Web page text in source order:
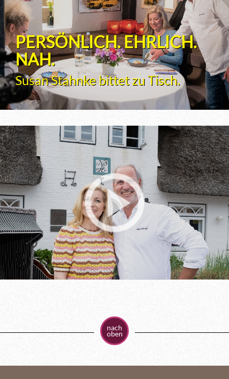
PERSÖNLICH. EHRLICH.
NAH.
Susan Stahnke bittet zu Tisch.
nach
oben